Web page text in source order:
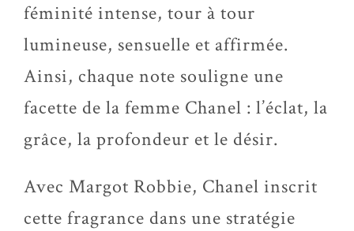
féminité intense, tour à tour
lumineuse, sensuelle et affirmée.
Ainsi, chaque note souligne une
facette de la femme Chanel : l’éclat, la
grâce, la profondeur et le désir.
Avec Margot Robbie, Chanel inscrit
cette fragrance dans une stratégie